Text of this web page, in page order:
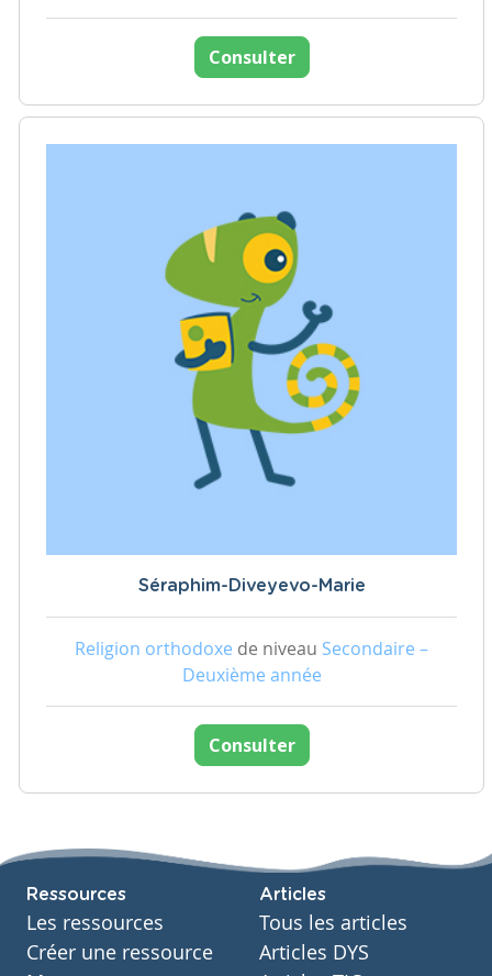
Consulter
Séraphim-Diveyevo-Marie
Religion orthodoxe de niveau Secondaire –
Deuxième année
Consulter
Ressources
Les ressources
Créer une ressource
Articles
Tous les articles
Articles DYS